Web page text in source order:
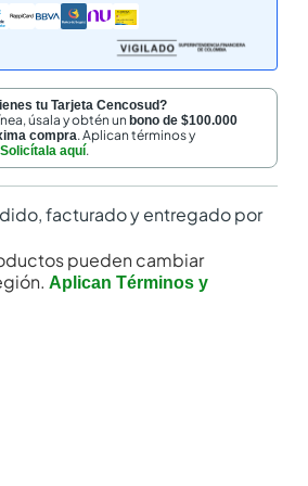
tu Tarjeta Cencosud?
úsala y obtén unbono de $100.000
compra. Aplican términos y
Solicítala aquí.
facturado y entregado por
pueden cambiar
Aplican Términos y